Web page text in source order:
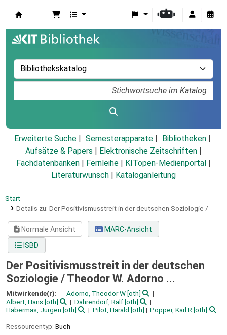
Erweiterte Suche Semesterapparate
Bibliotheken
Aufsätze & Papers
Elektronische Zeitschriften
Fachdatenbanken
Fernleihe KITopen-Medienportal
Literaturwunsch
Kataloganleitung
Start
Details zu: Der Positivismusstreit in der deutschen Soziologie /
Normale Ansicht
MARC-Ansicht
ISBD
Der Positivismusstreit in der deutschen
Soziologie / Theodor W. Adorno ...
Mitwirkende(r): Adorno, Theodor W [oth]
Albert, Hans [oth] Dahrendorf, Ralf[oth]
Habermas, Jürgen [oth] Pilot, Harald [oth] Popper, Karl R [oth]
Ressourcentyp: Buch